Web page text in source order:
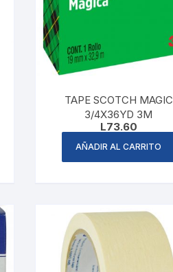
TAPE SCOTCH MAGIC
3/4X36YD 3M
L73.60
AÑADIR AL CARRITO